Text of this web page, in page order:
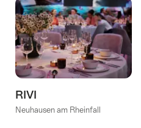
RIVI
Neuhausen am Rheinfall